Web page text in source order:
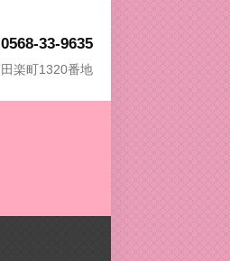
33-9635
楽町1320番地